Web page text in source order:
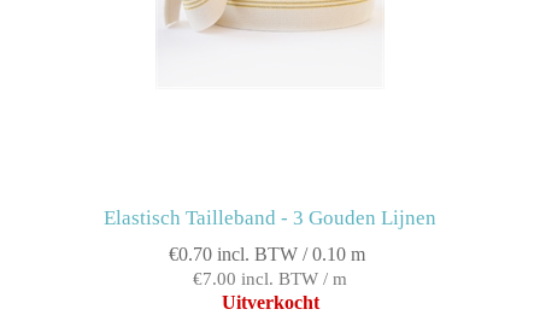
Elastisch Tailleband - 3 Gouden Lijnen
€0.70 incl. BTW / 0.10 m
€7.00 incl. BTW / m
Uitverkocht